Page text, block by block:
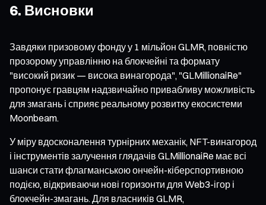
6. Висновки
Завдяки призовому фонду у 1 мільйон GLMR, повністю
прозорому управлінню на блокчейні та формату
"високий ризик — висока винагорода", "GLMillionaiRe"
пропонує гравцям надзвичайно привабливу можливість
для змагань і сприяє реальному розвитку екосистеми
Moonbeam.
У міру вдосконалення турнірних механік, NFT-винагород
і інструментів залучення глядачів GLMillionaiRe має всі
шанси стати флагманською ончейн-кіберспортивною
подією, відкриваючи нові горизонти для Web3-ігор і
блокчейн-змагань. Для власників GLMR,